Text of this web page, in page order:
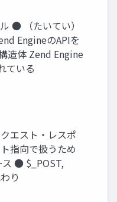
● （たいてい）
EngineのAPIを
体 Zend Engine
ている
エスト・レスポ
指向で扱うため
ス ● $_POST,
り